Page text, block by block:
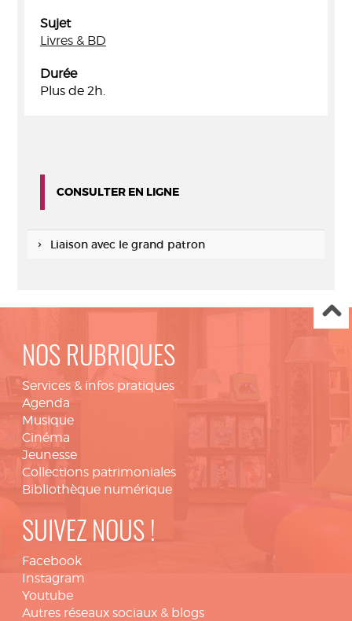
Sujet
Livres & BD
Durée
Plus de 2h.
CONSULTER EN LIGNE
Liaison avec le grand patron
NOS RUBRIQUES
Services & infos pratiques
Agenda
Musique
Cinéma
Jeunesse
Collections patrimoniales
Bibliothèque numérique
SUIVEZ NOUS !
Facebook
Instagram
Youtube
Autres réseaux sociaux & blogs